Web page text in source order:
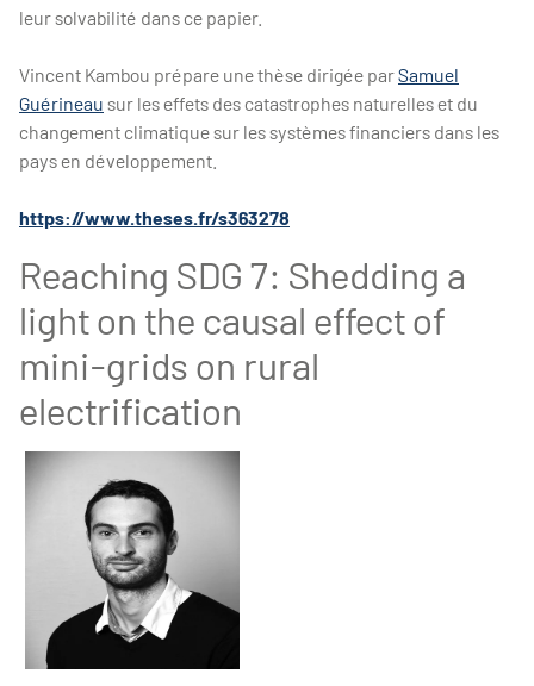
leur solvabilité dans ce papier.
Vincent Kambou prépare une thèse dirigée parSamuel
Guérineau sur les effets des catastrophes naturelles et du
changement climatique sur les systèmes financiers dans les
pays en développement.
https://www.theses.fr/s363278
Reaching SDG 7: Shedding a
light on the causal effect of
mini-grids on rural
electrification